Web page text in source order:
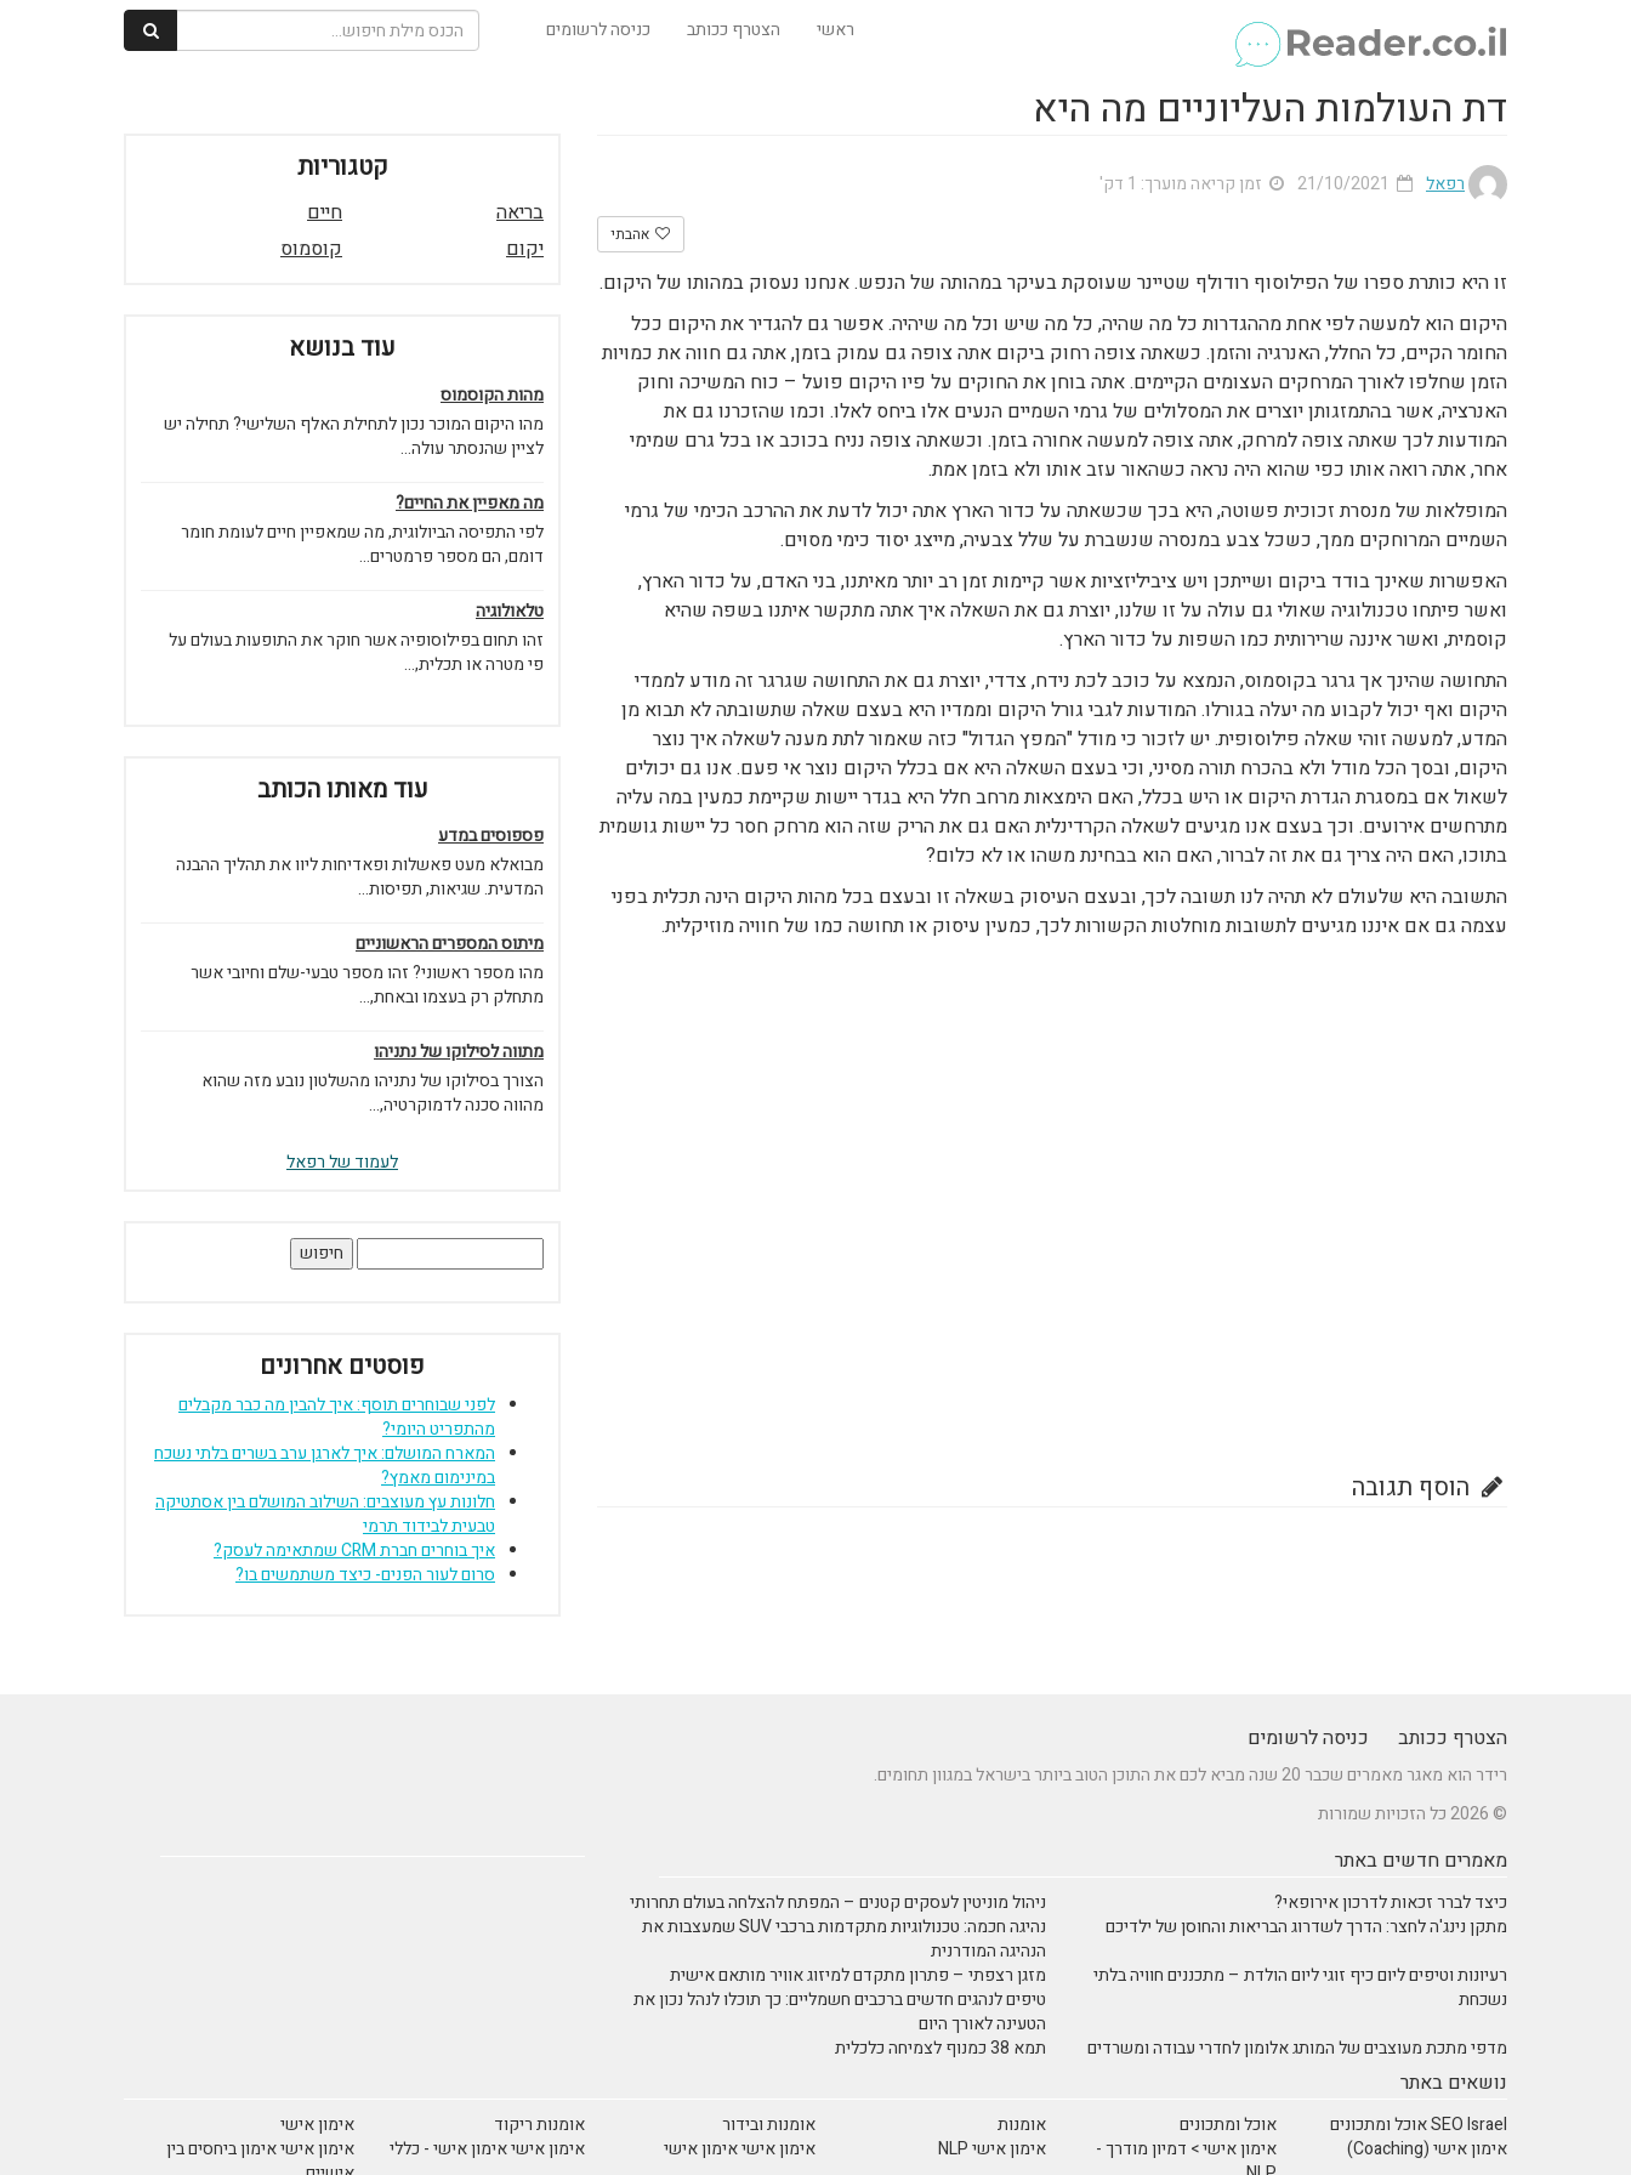
ראשי הצטרף ככותב כניסה לרשומים
דת העולמות העליוניים מה היא
רפאל זמן קריאה מוערך: 1 דק'
אהבתי
זו היא כותרת ספרו של הפילוסוף רודולף שטיינר שעוסקת בעיקר במהותה של הנפש. אנחנו נעסוק במהותו של היקום.
היקום הוא למעשה לפי אחת מההגדרות כל מה שהיה, כל מה שיש וכל מה שיהיה. אפשר גם להגדיר את היקום ככל
החומר הקיים, כל החלל, האנרגיה והזמן. כשאתה צופה רחוק ביקום אתה צופה גם עמוק בזמן, אתה גם חווה את כמויות
הזמן שחלפו לאורך המרחקים העצומים הקיימים. אתה בוחן את החוקים על פיו היקום פועל – כוח המשיכה וחוק
האנרציה, אשר בהתמזגותן יוצרים את המסלולים של גרמי השמיים הנעים אלו ביחס לאלו. וכמו שהזכרנו גם את
המודעות לכך שאתה צופה למרחק, אתה צופה למעשה אחורה בזמן. וכשאתה צופה נניח בכוכב או בכל גרם שמימי
אחר, אתה רואה אותו כפי שהוא היה נראה כשהאור עזב אותו ולא בזמן אמת.
המופלאות של מנסרת זכוכית פשוטה, היא בכך שכשאתה על כדור הארץ אתה יכול לדעת את ההרכב הכימי של גרמי
השמיים המרוחקים ממך, כשכל צבע במנסרה שנשברת על שלל צבעיה, מייצג יסוד כימי מסוים.
האפשרות שאינך בודד ביקום ושייתכן ויש ציביליזציות אשר קיימות זמן רב יותר מאיתנו, בני האדם, על כדור הארץ,
ואשר פיתחו טכנולוגיה שאולי גם עולה על זו שלנו, יוצרת גם את השאלה איך אתה מתקשר איתנו בשפה שהיא
קוסמית, ואשר איננה שרירותית כמו השפות על כדור הארץ.
התחושה שהינך אך גרגר בקוסמוס, הנמצא על כוכב לכת נידח, צדדי, יוצרת גם את התחושה שגרגר זה מודע לממדי
היקום ואף יכול לקבוע מה יעלה בגורלו. המודעות לגבי גורל היקום וממדיו היא בעצם שאלה שתשובתה לא תבוא מן
המדע, למעשה זוהי שאלה פילוסופית. יש לזכור כי מודל "המפץ הגדול" כזה שאמור לתת מענה לשאלה איך נוצר
היקום, ובסך הכל מודל ולא בהכרח תורה מסיני, וכי בעצם השאלה היא אם בכלל היקום נוצר אי פעם. אנו גם יכולים
לשאול אם במסגרת הגדרת היקום או היש בכלל, האם הימצאות מרחב חלל היא בגדר יישות שקיימת כמעין במה עליה
מתרחשים אירועים. וכך בעצם אנו מגיעים לשאלה הקרדינלית האם גם את הריק שזה הוא מרחק חסר כל יישות גושמית
בתוכו, האם היה צריך גם את זה לברור, האם הוא בבחינת משהו או לא כלום?
התשובה היא שלעולם לא תהיה לנו תשובה לכך, ובעצם העיסוק בשאלה זו ובעצם בכל מהות היקום הינה תכלית בפני
עצמה גם אם איננו מגיעים לתשובות מוחלטות הקשורות לכך, כמעין עיסוק או תחושה כמו של חוויה מוזיקלית.
הוסף תגובה
קטגוריות
בריאה
חיים
יקום
קוסמוס
עוד בנושא
מהות הקוסמוס
מהו היקום המוכר נכון לתחילת האלף השלישי? תחילה יש
לציין שהנסתר עולה...
מה מאפיין את החיים?
לפי התפיסה הביולוגית, מה שמאפיין חיים לעומת חומר
דומם, הם מספר פרמטרים...
טלאולוגיה
זהו תחום בפילוסופיה אשר חוקר את התופעות בעולם על
פי מטרה או תכלית,...
עוד מאותו הכותב
פספוסים במדע
מבואלא מעט פאשלות ופאדיחות ליוו את תהליך ההבנה
המדעית. שגיאות, תפיסות...
מיתוס המספרים הראשוניים
מהו מספר ראשוני? זהו מספר טבעי-שלם וחיובי אשר
מתחלק רק בעצמו ובאחת,...
מתווה לסילוקו של נתניהו
הצורך בסילוקו של נתניהו מהשלטון נובע מזה שהוא
מהווה סכנה לדמוקרטיה,...
לעמוד של רפאל
פוסטים אחרונים
לפני שבוחרים תוסף: איך להבין מה כבר מקבלים
מהתפריט היומי?
המארח המושלם: איך לארגן ערב בשרים בלתי נשכח
במינימום מאמץ?
חלונות עץ מעוצבים: השילוב המושלם בין אסתטיקה
טבעית לבידוד תרמי
איך בוחרים חברת CRM שמתאימה לעסק?
סרום לעור הפנים- כיצד משתמשים בו?
הצטרף ככותב כניסה לרשומים
רידר הוא מאגר מאמרים שכבר 20 שנה מביא לכם את התוכן הטוב ביותר בישראל במגוון תחומים.
© 2026 כל הזכויות שמורות
מאמרים חדשים באתר
כיצד לברר זכאות לדרכון אירופאי?
ניהול מוניטין לעסקים קטנים – המפתח להצלחה בעולם תחרותי
מתקן נינג'ה לחצר: הדרך לשדרוג הבריאות והחוסן של ילדיכם
נהיגה חכמה: טכנולוגיות מתקדמות ברכבי SUV שמעצבות את
הנהיגה המודרנית
רעיונות וטיפים ליום כיף זוגי ליום הולדת – מתכננים חוויה בלתי
נשכחת
מזגן רצפתי – פתרון מתקדם למיזוג אוויר מותאם אישית
טיפים לנהגים חדשים ברכבים חשמליים: כך תוכלו לנהל נכון את
הטעינה לאורך היום
מדפי מתכת מעוצבים של המותג אלומון לחדרי עבודה ומשרדים
תמא 38 כמנוף לצמיחה כלכלית
נושאים באתר
SEO Israel אוכל ומתכונים אוכל ומתכונים אומנות אומנות ובידור אומנות ריקוד
אימון אישי
אימון אישי (Coaching)
אימון אישי > דמיון מודרך -
אימון אישי NLP אימון אישי אימון אישי אימון אישי אימון אישי - כללי
אימון אישי אימון ביחסים בין